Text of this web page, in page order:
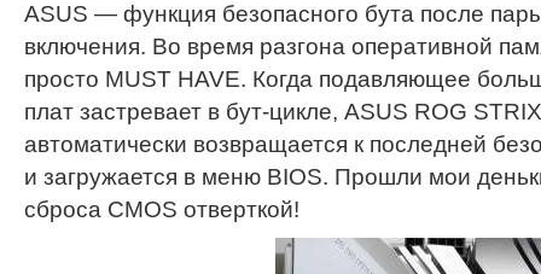
ASUS — функция безопасного бута после
включения. Во время разгона оперативной
просто MUST HAVE. Когда подавляющее
плат застревает в бут-цикле, ASUS ROG
автоматически возвращается к последней
и загружается в меню BIOS. Прошли мои
сброса CMOS отверткой!